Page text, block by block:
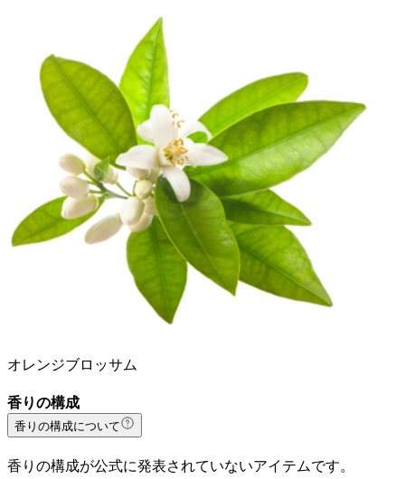
オレンジブロッサム
香りの構成
香りの構成について
香りの構成が公式に発表されていないアイテムです。